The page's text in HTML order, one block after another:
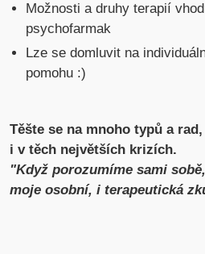
Možnosti a druhy terapií
psychofarmak
Lze se domluvit na
pomohu :)
Těšte se na mnoho typů a
i v těch největších krizích.
"Když porozumíme sami
moje osobní, i terapeutická